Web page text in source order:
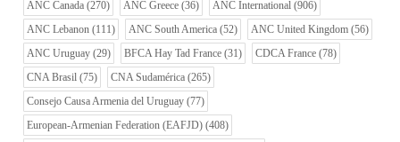
ANC Canada (270) ANC Greece (36) ANC International (906)
ANC Lebanon (111) ANC South America (52) ANC United Kingdom (56)
ANC Uruguay (29) BFCA Hay Tad France (31) CDCA France (78)
CNA Brasil (75) CNA Sudamérica (265)
Consejo Causa Armenia del Uruguay (77)
European-Armenian Federation (EAFJD) (408)